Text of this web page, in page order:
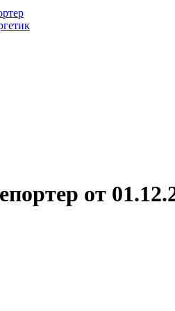
от